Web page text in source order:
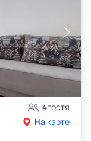
4гостя
На карте